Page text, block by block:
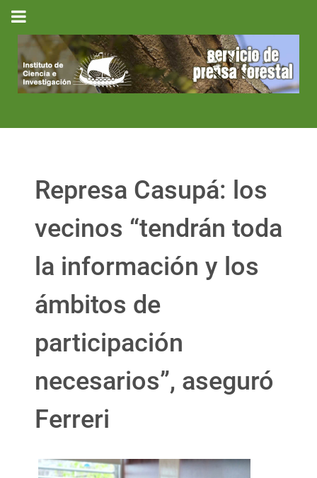
Represa Casupá: los
vecinos “tendrán toda
la información y los
ámbitos de
participación
necesarios”, aseguró
Ferreri